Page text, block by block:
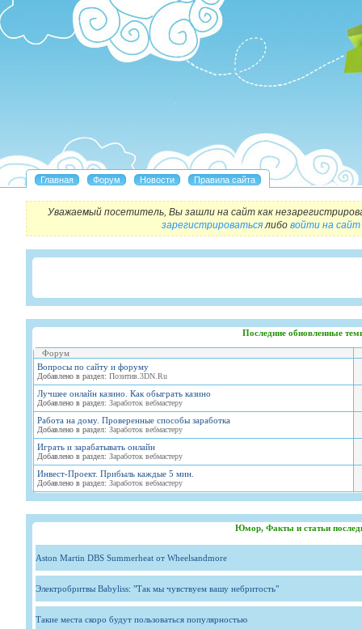
Уважаемый посетитель, Вы зашли на сайт как
зарегистрироватьсялибо войти на сайт
Последние обновленные
Форум
Вопросы по сайту и форуму
Добавлено в раздел: Позитив.3DN.Ru
Лучшее онлайн казино. Как обыграть казино
Добавлено в раздел: Заработок вебмастеру
Работа на дому. Проверенные способы заработка
Добавлено в раздел: Заработок вебмастеру
Играть и зарабатывать онлайн
Добавлено в раздел: Заработок вебмастеру
Инвест-Проект. Прибыль каждые 5 мин.
Добавлено в раздел: Заработок вебмастеру
Юмор, Факты и статьи
Aston Martin DBS Summerheat от Wheelsandmore
Электробритвы Babyliss: "Так мы чувствуем вашу небритость"
Такие места скоро будут пользоваться популярностью